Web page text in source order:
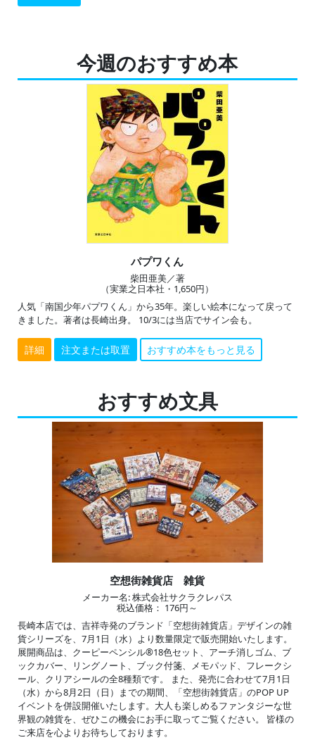
今週のおすすめ本
パプワくん
柴田亜美／著
（実業之日本社・1,650円）
人気「南国少年パプワくん」から35年。楽しい絵本になって戻って
きました。著者は長崎出身。 10/3には当店でサイン会も。
詳細 注文または取置 おすすめ本をもっと見る
おすすめ文具
空想街雑貨店 雑貨
メーカー名: 株式会社サクラクレパス
税込価格： 176円～
長崎本店では、吉祥寺発のブランド「空想街雑貨店」デザインの雑
貨シリーズを、7月1日（水）より数量限定で販売開始いたします。
展開商品は、クーピーペンシル®︎18色セット、アーチ消しゴム、ブ
ックカバー、リングノート、ブック付箋、メモパッド、フレークシ
ール、クリアシールの全8種類です。 また、発売に合わせて7月1日
（水）から8月2日（日）までの期間、「空想街雑貨店」のPOP UP
イベントを併設開催いたします。大人も楽しめるファンタジーな世
界観の雑貨を、ぜひこの機会にお手に取ってご覧ください。 皆様の
ご来店を心よりお待ちしております。